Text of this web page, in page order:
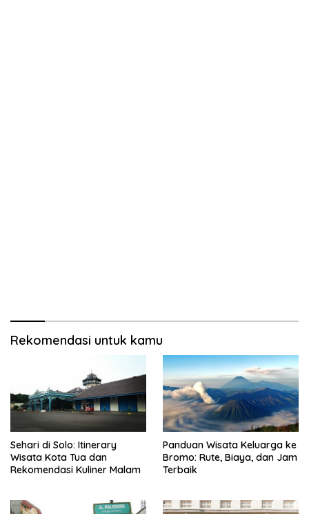
Rekomendasi untuk kamu
Sehari di Solo: Itinerary
Wisata Kota Tua dan
Rekomendasi Kuliner Malam
Panduan Wisata Keluarga ke
Bromo: Rute, Biaya, dan Jam
Terbaik